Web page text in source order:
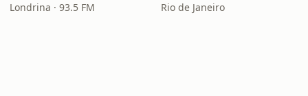
Londrina · 93.5 FM Rio de Janeiro